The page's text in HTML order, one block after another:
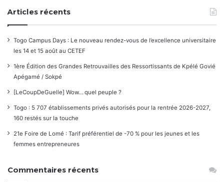
Articles récents
Togo Campus Days : Le nouveau rendez-vous de l’excellence universitaire
les 14 et 15 août au CETEF
1ère Édition des Grandes Retrouvailles des Ressortissants de Kpélé Govié
Apégamé / Sokpé
[LeCoupDeGuelle] Wow… quel peuple ?
Togo : 5 707 établissements privés autorisés pour la rentrée 2026-2027,
160 restés sur la touche
21e Foire de Lomé : Tarif préférentiel de -70 % pour les jeunes et les
femmes entrepreneures
Commentaires récents